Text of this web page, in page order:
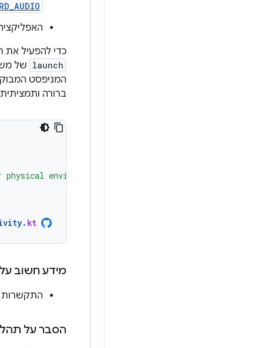
כדי להפעיל
launch של
המניפסט
ברורה
environment."
. kt
מידע חשוב
התקשרות
הסבר על